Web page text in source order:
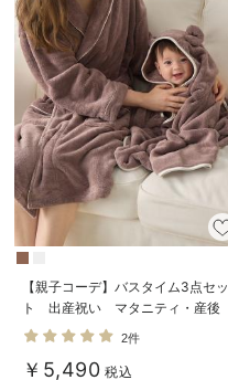
【親子コーデ】バスタイム3点セッ
ト 出産祝い マタニティ・産後
2件
￥5,490 税込